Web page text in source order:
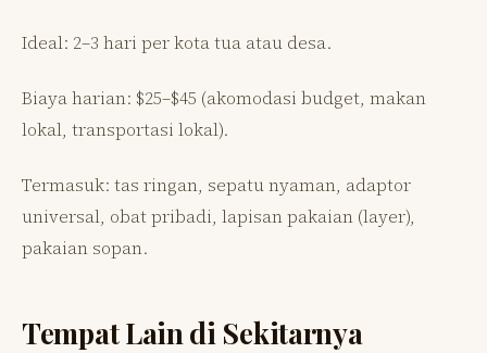
Ideal: 2–3 hari per kota tua atau desa.
Biaya harian: $25–$45 (akomodasi budget, makan
lokal, transportasi lokal).
Termasuk: tas ringan, sepatu nyaman, adaptor
universal, obat pribadi, lapisan pakaian (layer),
pakaian sopan.
Tempat Lain di Sekitarnya